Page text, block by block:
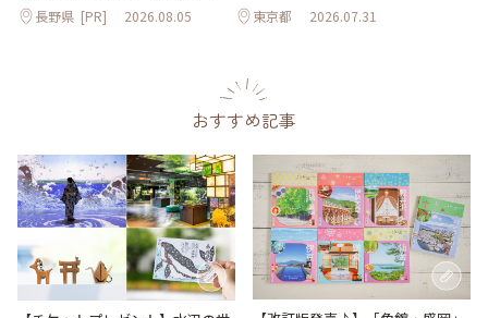
長野県 [PR] 2026.08.05 東京都 2026.07.31
おすすめ記事